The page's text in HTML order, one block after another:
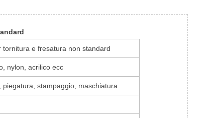
e fresatura non standard
nylon, acrilico ecc
stampaggio, maschiatura